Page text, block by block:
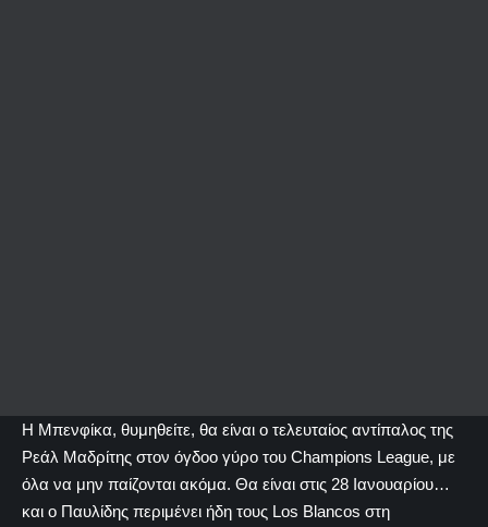
Η Μπενφίκα, θυμηθείτε, θα είναι ο τελευταίος αντίπαλος της
Ρεάλ Μαδρίτης στον όγδοο γύρο του Champions League, με
όλα να μην παίζονται ακόμα. Θα είναι στις 28 Ιανουαρίου…
και ο Παυλίδης περιμένει ήδη τους Los Blancos στη